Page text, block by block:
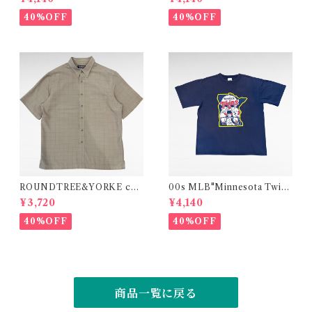
de in USA)
40%OFF
ade in USA)
40%OFF
ROUNDTREE&YORKE che
ck design modal polyester
shirt
¥3,720
40%OFF
00s MLB"Minnesota Twin
s"print t-shirt
¥4,140
40%OFF
商品一覧に戻る